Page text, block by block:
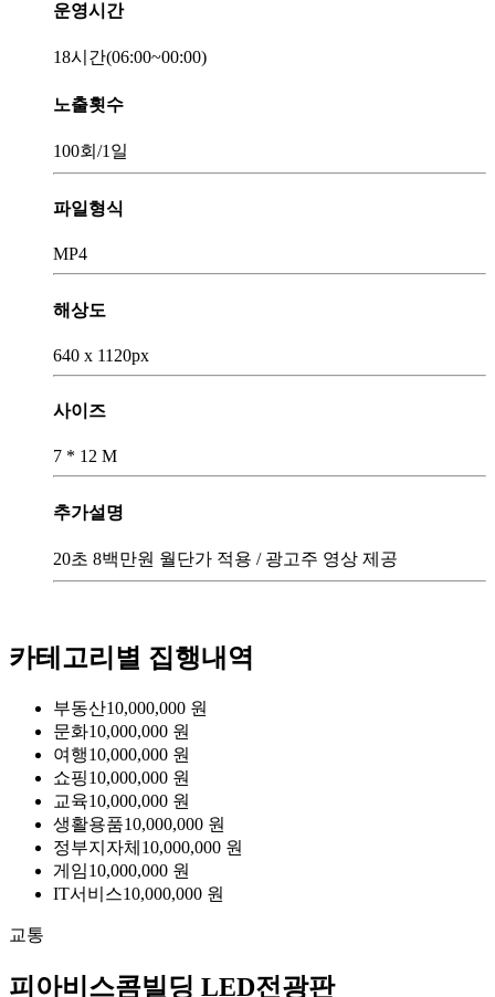
운영시간
18시간(06:00~00:00)
노출횟수
100회 /1일
파일형식
MP4
해상도
640 x 1120px
사이즈
7 * 12 M
추가설명
20초 8백만원 월단가 적용 / 광고주 영상 제공
카테고리별 집행내역
부동산10,000,000 원
문화10,000,000 원
여행10,000,000 원
쇼핑10,000,000 원
교육10,000,000 원
생활용품10,000,000 원
정부지자체 10,000,000 원
게임10,000,000 원
IT서비스10,000,000 원
교통
피아비스콤빌딩 LED전광판